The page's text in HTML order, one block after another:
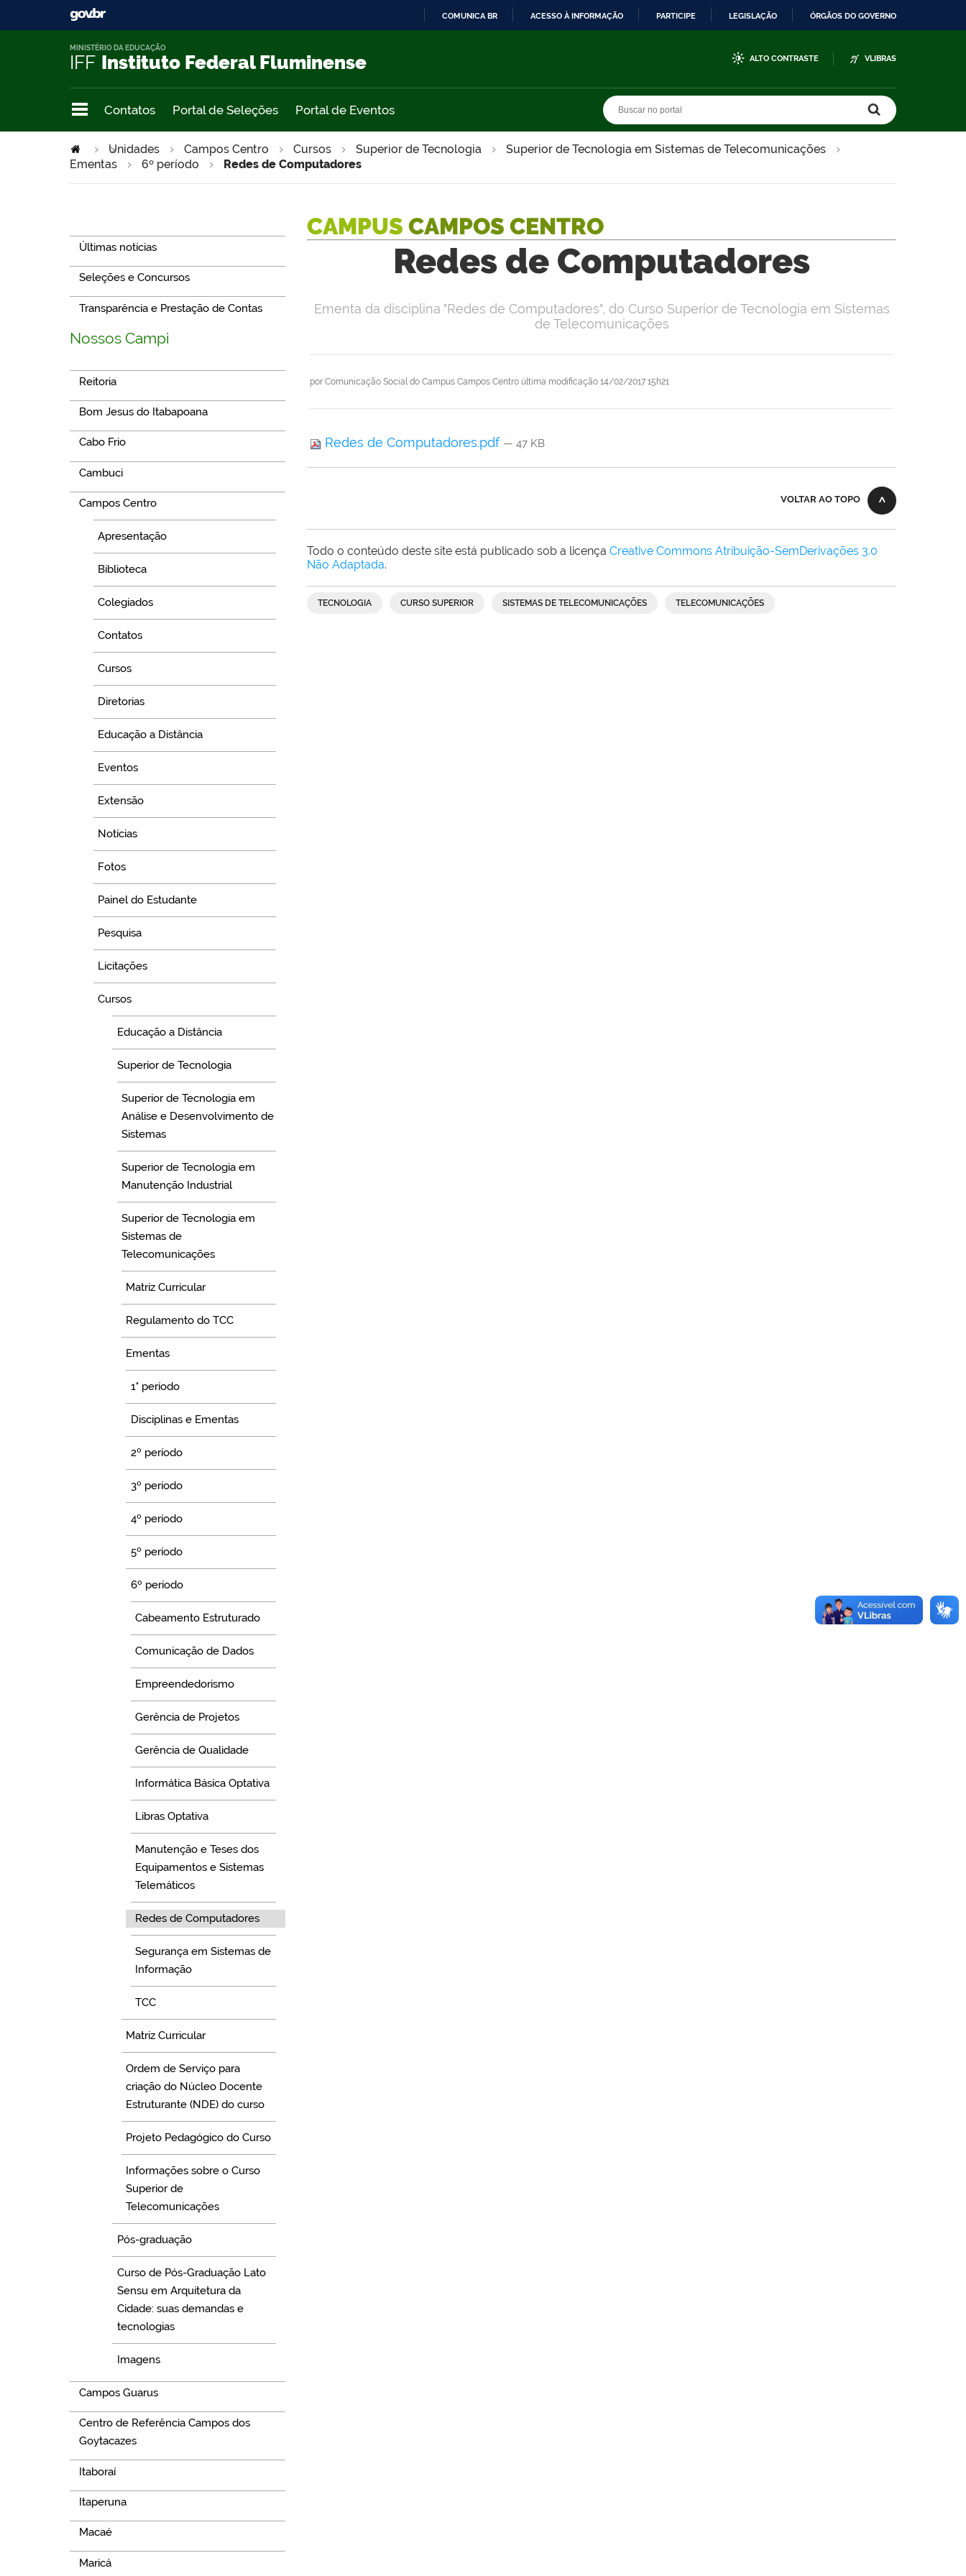
COMUNICA BR ACESSO À INFORMAÇÃO PARTICIPE LEGISLAÇÃO ÓRGÃOS DO GOVERNO
IFF Instituto Federal Fluminense
MINISTÉRIO DA EDUCAÇÃO
ALTO CONTRASTE VLIBRAS
Contatos Portal de Seleções Portal de Eventos
Unidades Campos Centro Cursos Superior de Tecnologia Superior de Tecnologia em Sistemas de Telecomunicações
>
Ementas
6º período Redes de Computadores
Últimas notícias
Seleções e Concursos
Transparência e Prestação de Contas
Nossos Campi
Reitoria
Bom Jesus do Itabapoana
Cabo Frio
Cambuci
Campos Centro
Apresentação
Biblioteca
Colegiados
Contatos
Cursos
Diretorias
Educação a Distância
Eventos
Extensão
Notícias
Fotos
Painel do Estudante
Pesquisa
Licitações
Cursos
Educação a Distância
Superior de Tecnologia
Superior de Tecnologia em
Análise e Desenvolvimento de
Sistemas
Superior de Tecnologia em
Manutenção Industrial
Superior de Tecnologia em
Sistemas de
Telecomunicações
Matriz Curricular
Regulamento do TCC
Ementas
1° período
Disciplinas e Ementas
2º período
3º período
4º período
5º período
6º período
Cabeamento Estruturado
Comunicação de Dados
Empreendedorismo
Gerência de Projetos
Gerência de Qualidade
Informática Básica Optativa
Libras Optativa
Manutenção e Teses dos
Equipamentos e Sistemas
Telemáticos
Redes de Computadores
Segurança em Sistemas de
Informação
TCC
Matriz Curricular
Ordem de Serviço para
criação do Núcleo Docente
Estruturante (NDE) do curso
Projeto Pedagógico do Curso
Informações sobre o Curso
Superior de
Telecomunicações
Pós-graduação
Curso de Pós-Graduação Lato
Sensu em Arquitetura da
Cidade: suas demandas e
tecnologias
Imagens
Campos Guarus
Centro de Referência Campos dos
Goytacazes
Itaboraí
Itaperuna
Macaé
Maricá
CAMPUS CAMPOS CENTRO
Redes de Computadores
por Comunicação Social do Campus Campos Centro última modificação 14/02/2017 15h21
Ementa da disciplina "Redes de Computadores", do Curso Superior de Tecnologia em Sistemas
de Telecomunicações
Redes de Computadores.pdf — 47 KB
VOLTAR AO TOPO
Todo o conteúdo deste site está publicado sob a licença Creative Commons Atribuição-SemDerivações 3.0
Não Adaptada.
TECNOLOGIA CURSO SUPERIOR SISTEMAS DE TELECOMUNICAÇÕES TELECOMUNICAÇÕES